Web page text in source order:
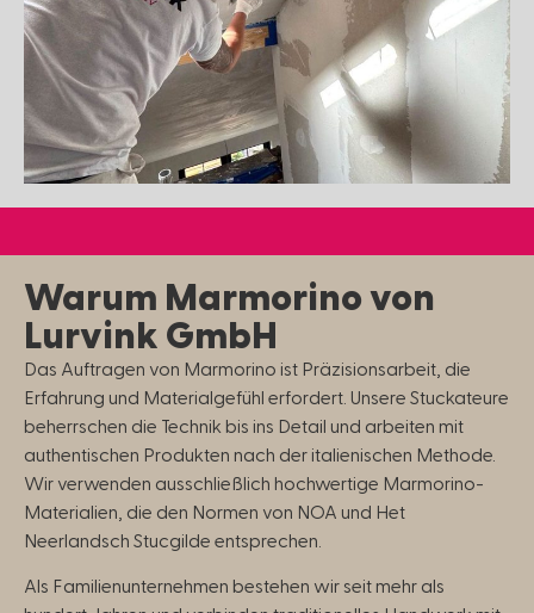
Warum Marmorino von
Lurvink GmbH
Das Auftragen von Marmorino ist Präzisionsarbeit, die
Erfahrung und Materialgefühl erfordert. Unsere Stuckateure
beherrschen die Technik bis ins Detail und arbeiten mit
authentischen Produkten nach der italienischen Methode.
Wir verwenden ausschließlich hochwertige Marmorino-
Materialien, die den Normen von NOA und Het
Neerlandsch Stucgilde entsprechen.
Als Familienunternehmen bestehen wir seit mehr als